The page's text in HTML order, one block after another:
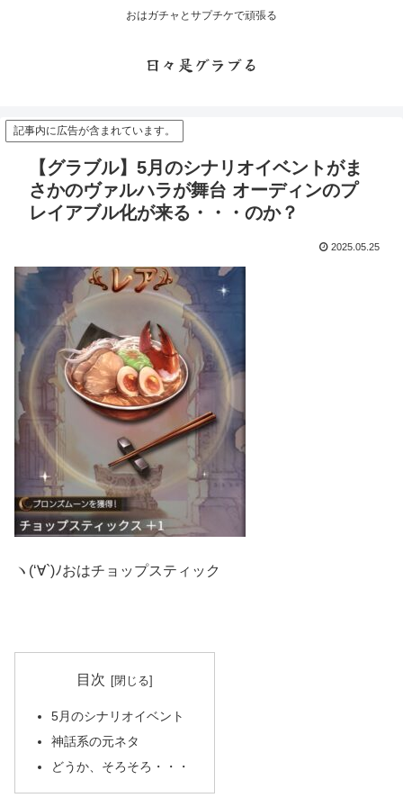
おはガチャとサプチケで頑張る
日々是グラブる
記事内に広告が含まれています。
【グラブル】5月のシナリオイベントがま
さかのヴァルハラが舞台 オーディンのプ
レイアブル化が来る・・・のか？
2025.05.25
ヽ(‘∀`)ﾉおはチョップスティック
目次
5月のシナリオイベント
神話系の元ネタ
どうか、そろそろ・・・